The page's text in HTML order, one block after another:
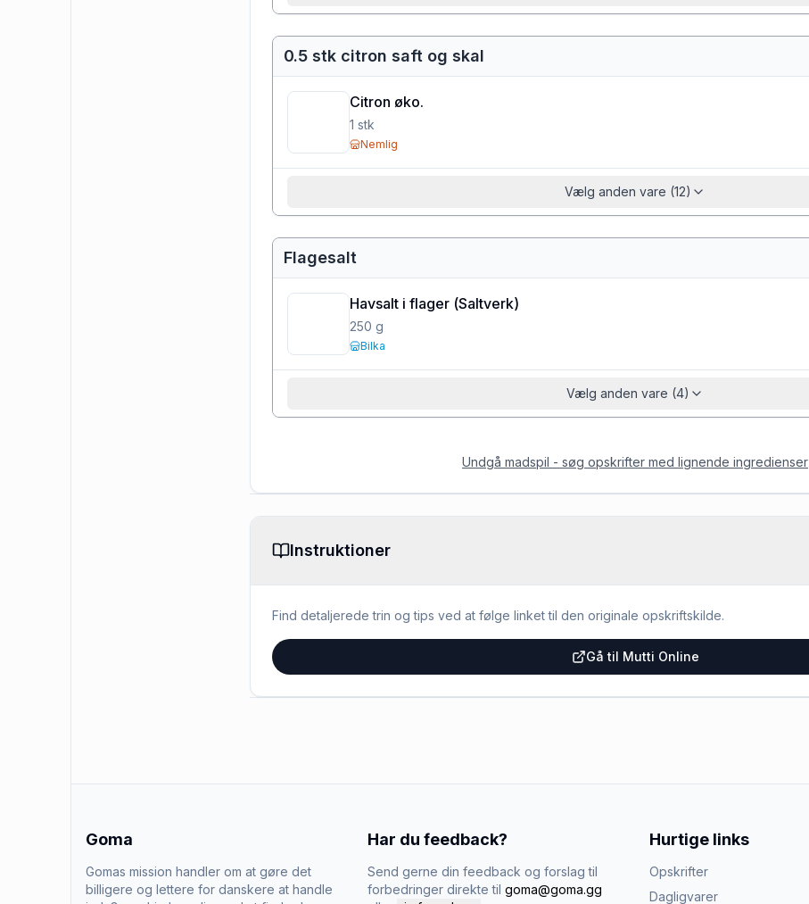
0.5 stk citron saft og skal
Citron øko.
1 stk
Nemlig
Vælg anden vare (12)
Flagesalt
Havsalt i flager (Saltverk)
250 g
Bilka
Vælg anden vare (4)
Undgå madspil - søg opskrifter med lignende ingredienser
Instruktioner
Find detaljerede trin og tips ved at følge linket til den originale opskriftskilde.
Gå til Mutti Online
Goma
Gomas mission handler om at gøre det
billigere og lettere for danskere at handle
Har du feedback?
Send gerne din feedback og forslag til
forbedringer direkte til goma@goma.gg
Hurtige links
Opskrifter
Dagligvarer